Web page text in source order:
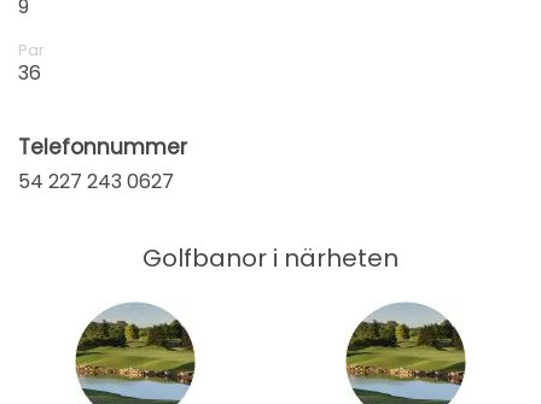
9
Par
36
Telefonnummer
54 227 243 0627
Golfbanor i närheten